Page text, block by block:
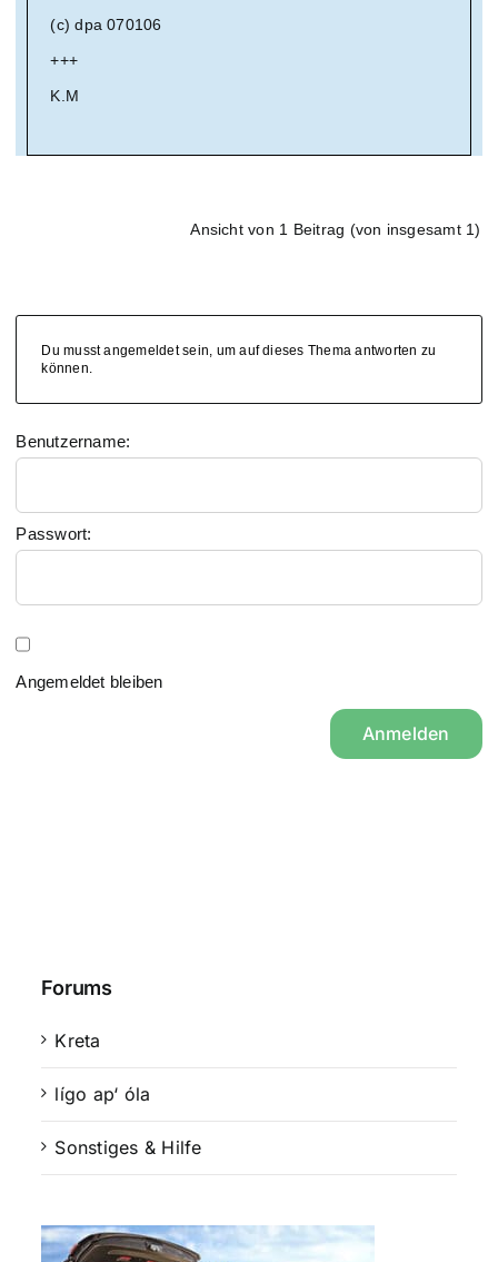
(c) dpa 070106
+++
K.M
Ansicht von 1 Beitrag (von insgesamt 1)
Du musst angemeldet sein, um auf dieses Thema antworten zu
können.
Benutzername:
Passwort:
Angemeldet bleiben
Anmelden
Forums
Kreta
lígo ap‘ óla
Sonstiges & Hilfe